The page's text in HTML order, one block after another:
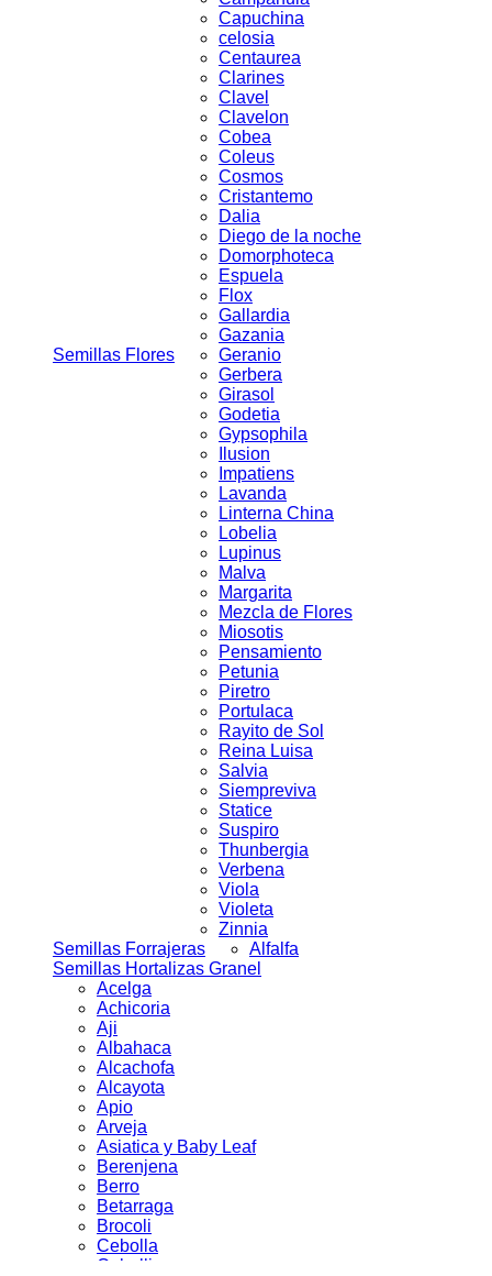
Semillas Flores
Capuchina
celosia
Centaurea
Clarines
Clavel
Clavelon
Cobea
Coleus
Cosmos
Cristantemo
Dalia
Diego de la noche
Domorphoteca
Espuela
Flox
Gallardia
Gazania
Geranio
Gerbera
Girasol
Godetia
Gypsophila
Ilusion
Impatiens
Lavanda
Linterna China
Lobelia
Lupinus
Malva
Margarita
Mezcla de Flores
Miosotis
Pensamiento
Petunia
Piretro
Portulaca
Rayito de Sol
Reina Luisa
Salvia
Siempreviva
Statice
Suspiro
Thunbergia
Verbena
Viola
Violeta
Zinnia
Semillas Forrajeras
Alfalfa
Semillas Hortalizas Granel
Acelga
Achicoria
Aji
Albahaca
Alcachofa
Alcayota
Apio
Arveja
Asiatica y Baby Leaf
Berenjena
Berro
Betarraga
Brocoli
Cebolla
Cebollin